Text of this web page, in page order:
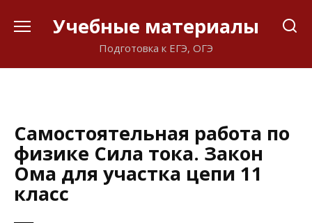
Учебные материалы
Подготовка к ЕГЭ, ОГЭ
Самостоятельная работа по
физике Сила тока. Закон
Ома для участка цепи 11
класс